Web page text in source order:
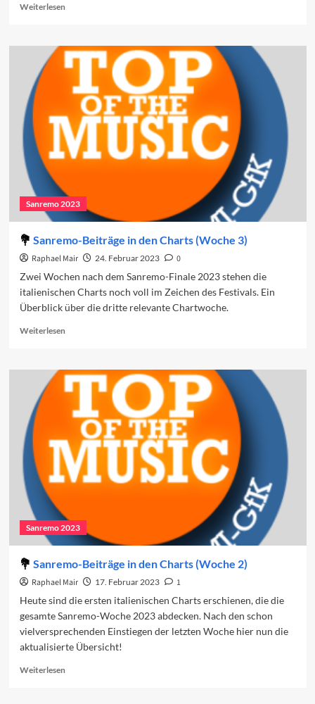
WeiterlesenRead
Sanremo
2024:
Die
Gäste
Sanremo 2023
Sanremo-Beiträge in den Charts (Woche 3)
Raphael Mair 24. Februar 2023
0
Zwei Wochen nach dem Sanremo-Finale 2023 stehen die
italienischen Charts noch voll im Zeichen des Festivals. Ein
Überblick über die dritte relevante Chartwoche.
WeiterlesenRead
Sanremo-
Beiträge
in
den
Charts
(Woche
3)
Sanremo 2023
Sanremo-Beiträge in den Charts (Woche 2)
Raphael Mair 17. Februar 2023
1
Heute sind die ersten italienischen Charts erschienen, die die
gesamte Sanremo-Woche 2023 abdecken. Nach den schon
vielversprechenden Einstiegen der letzten Woche hier nun die
aktualisierte Übersicht!
WeiterlesenRead